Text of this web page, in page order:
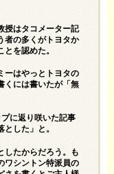
授はタコメーター記
者の多くがトヨタか
を認めた。
ーはやっとトヨタの
くには書いたが「無
に返り咲いた記事
した」と。
したからだろう。も
ワシントン特派員の